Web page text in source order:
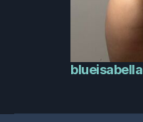
blueisabella